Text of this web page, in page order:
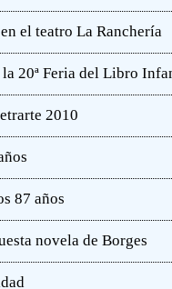
el teatro La Ranchería
la 20ª Feria del Libro
2010
87 años
novela de Borges